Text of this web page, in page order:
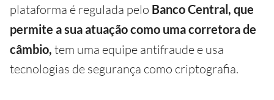
plataforma é regulada pelo Banco Central, que
permite a sua atuação como uma corretora de
câmbio, tem uma equipe antifraude e usa
tecnologias de segurança como criptografia.